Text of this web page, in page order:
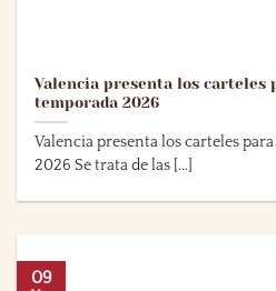
Valencia presenta los carteles
temporada 2026
Valencia presenta los carteles
2026 Se trata de las [...]
09